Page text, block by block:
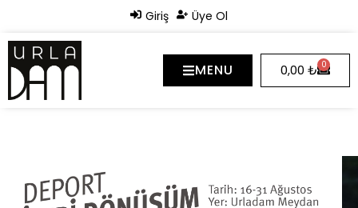
Giriş Üye Ol
MENU 0,00 ₺ 0